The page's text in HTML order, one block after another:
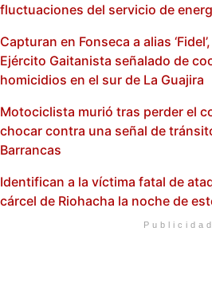
fluctuaciones del servicio de
Capturan en Fonseca a alias
Ejército Gaitanista señalado de
homicidios en el sur de La Guajira
Motociclista murió tras perder el
chocar contra una señal de
Barrancas
Identifican a la víctima fatal de
cárcel de Riohacha la noche de
Publicidad